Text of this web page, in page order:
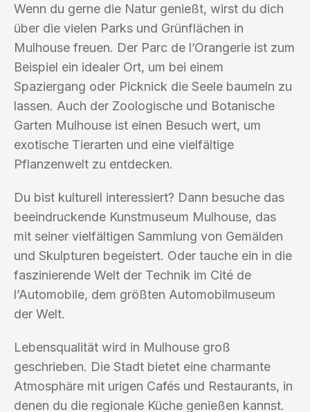
Wenn du gerne die Natur genießt, wirst du dich
über die vielen Parks und Grünflächen in
Mulhouse freuen. Der Parc de l’Orangerie ist zum
Beispiel ein idealer Ort, um bei einem
Spaziergang oder Picknick die Seele baumeln zu
lassen. Auch der Zoologische und Botanische
Garten Mulhouse ist einen Besuch wert, um
exotische Tierarten und eine vielfältige
Pflanzenwelt zu entdecken.
Du bist kulturell interessiert? Dann besuche das
beeindruckende Kunstmuseum Mulhouse, das
mit seiner vielfältigen Sammlung von Gemälden
und Skulpturen begeistert. Oder tauche ein in die
faszinierende Welt der Technik im Cité de
l’Automobile, dem größten Automobilmuseum
der Welt.
Lebensqualität wird in Mulhouse groß
geschrieben. Die Stadt bietet eine charmante
Atmosphäre mit urigen Cafés und Restaurants, in
denen du die regionale Küche genießen kannst.